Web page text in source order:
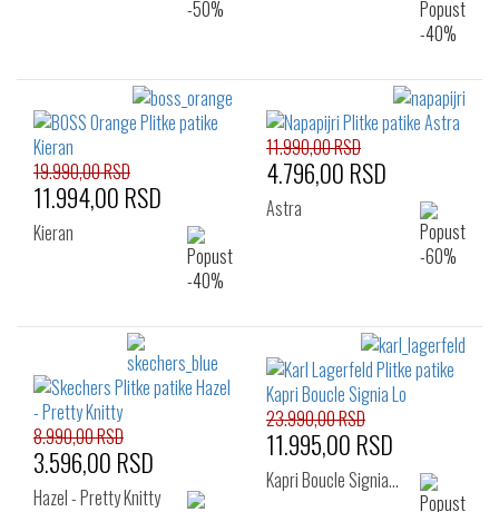
19.990,00 RSD
11.994,00 RSD
Kieran
11.990,00 RSD
4.796,00 RSD
Astra
8.990,00 RSD
3.596,00 RSD
Hazel - Pretty Knitty
23.990,00 RSD
11.995,00 RSD
Kapri Boucle Signia…